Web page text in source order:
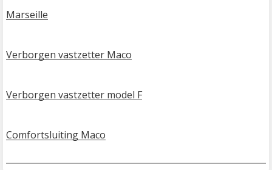
Marseille
Verborgen vastzetter Maco
Verborgen vastzetter model F
Comfortsluiting Maco